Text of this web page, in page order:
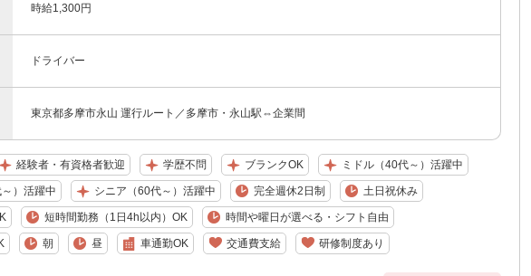
時給1,300円
ドライバー
東京都多摩市永山 運行ルート／多摩市・永山駅⇔企業間
経験者・有資格者歓迎 学歴不問 ブランクOK ミドル（40代～）活躍中
）活躍中 シニア（60代～）活躍中 完全週休2日制 土日祝休み
短時間勤務（1日4h以内）OK 時間や曜日が選べる・シフト自由
朝 昼 車通勤OK 交通費支給 研修制度あり